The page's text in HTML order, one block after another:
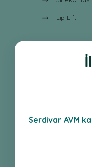
Lip Lift
Serdivan AVM